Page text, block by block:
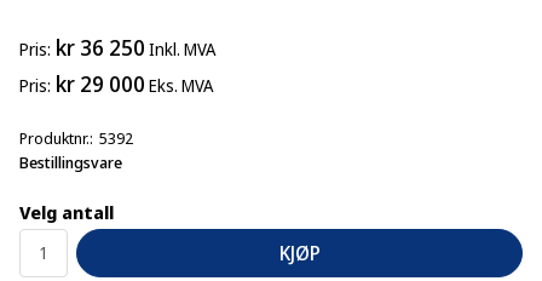
Pris kr 36 250 Inkl. MVA
Pris kr 29 000 Eks. MVA
Produktnr. 5392
Bestillingsvare
Velg antall
KJØP